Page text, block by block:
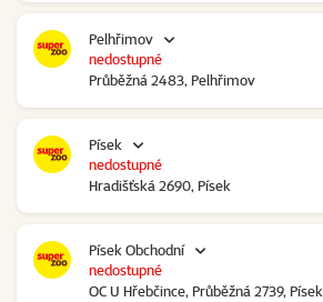
Pelhřimov
Průběžná 2483, Pelhřimov
nedostupné
Písek
Hradišťská 2690, Písek
nedostupné
Písek Obchodní
OC U Hřebčince, Průběžná 2739, Písek
nedostupné